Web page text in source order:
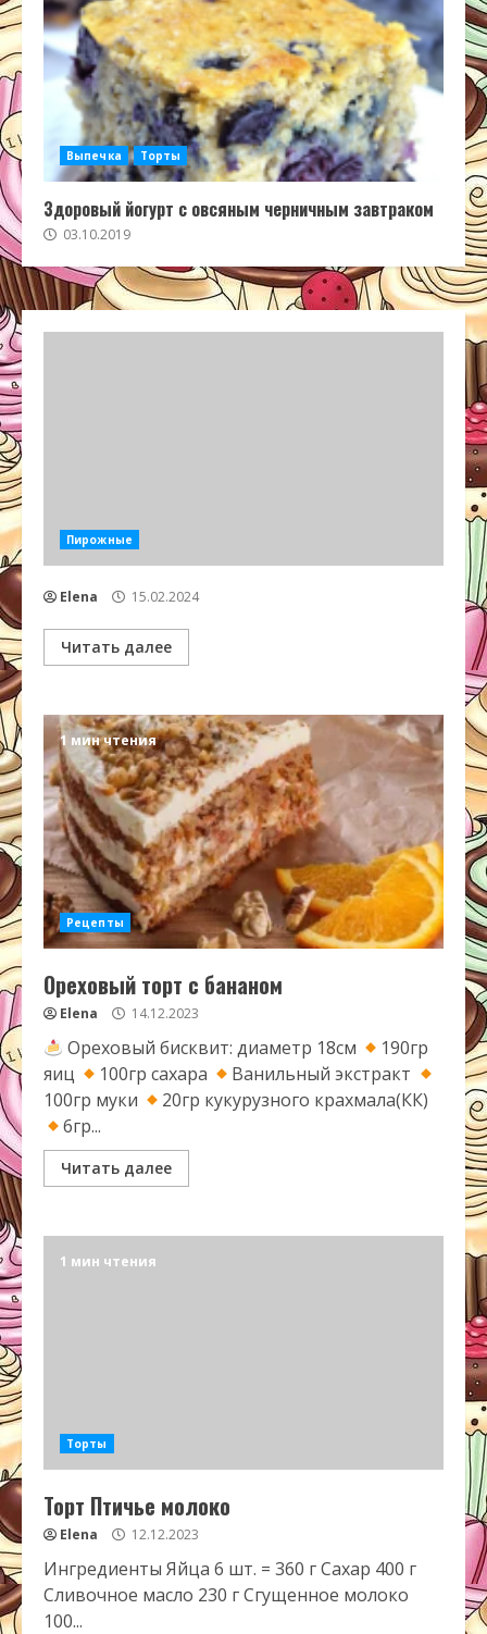
Выпечка Торты
Здоровый йогурт с овсяным черничным завтраком
03.10.2019
Пирожные
Elena 15.02.2024
Читать далее
1 мин чтения
Рецепты
Ореховый торт с бананом
Elena 14.12.2023
Ореховый бисквит: диаметр 18см
190гр
яиц
100гр сахара
Ванильный экстракт
100гр муки
20гр кукурузного крахмала(КК)
6гр...
Читать далее
1 мин чтения
Торты
Торт Птичье молоко
Elena 12.12.2023
Ингредиенты Яйца 6 шт. = 360 г Сахар 400 г
Сливочное масло 230 г Сгущенное молоко
100...